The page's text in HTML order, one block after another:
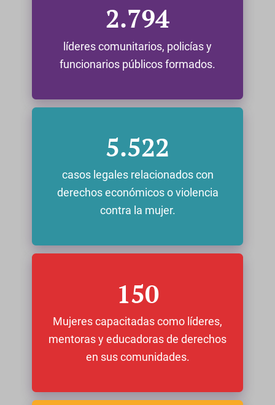
2.794
líderes comunitarios, policías y
funcionarios públicos formados.
5.522
casos legales relacionados con
derechos económicos o violencia
contra la mujer.
150
Mujeres capacitadas como líderes,
mentoras y educadoras de derechos
en sus comunidades.